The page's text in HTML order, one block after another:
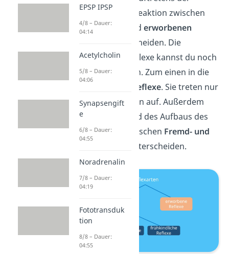
reflektorischen Reaktion zwischen
angeborenen
und erworbenen
unterscheiden. Die
angeborenen Reflexe kannst du noch
weiter unterteilen. Zum einen in die
frühkindlichen Reflexe. Sie treten nur
bei Neugeborenen auf. Außerdem
kannst du anhand des Aufbaus des
Reflexbogens zwischen Fremd- und
unterscheiden.
EPSP IPSP
4/8 – Dauer:
04:14
Acetylcholin
5/8 – Dauer:
04:06
Synapsengift
e
6/8 – Dauer:
04:55
Noradrenalin
7/8 – Dauer:
04:19
Fototransduk
tion
8/8 – Dauer:
04:55